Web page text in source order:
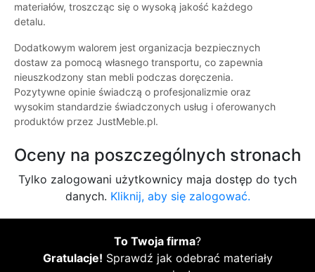
materiałów, troszcząc się o wysoką jakość każdego
detalu.
Dodatkowym walorem jest organizacja bezpiecznych
dostaw za pomocą własnego transportu, co zapewnia
nieuszkodzony stan mebli podczas doręczenia.
Pozytywne opinie świadczą o profesjonalizmie oraz
wysokim standardzie świadczonych usług i oferowanych
produktów przez JustMeble.pl.
Oceny na poszczególnych stronach
Tylko zalogowani użytkownicy maja dostęp do tych
danych. Kliknij, aby się zalogować.
To Twoja firma?
Gratulacje! Sprawdź jak odebrać materiały